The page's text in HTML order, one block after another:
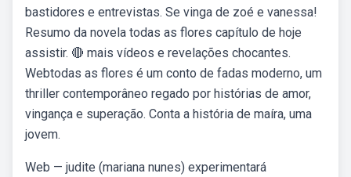
bastidores e entrevistas. Se vinga de zoé e vanessa!
Resumo da novela todas as flores capítulo de hoje
assistir. 🔴 mais vídeos e revelações chocantes.
Webtodas as flores é um conto de fadas moderno, um
thriller contemporâneo regado por histórias de amor,
vingança e superação. Conta a história de maíra, uma
jovem.
Web — judite (mariana nunes) experimentará